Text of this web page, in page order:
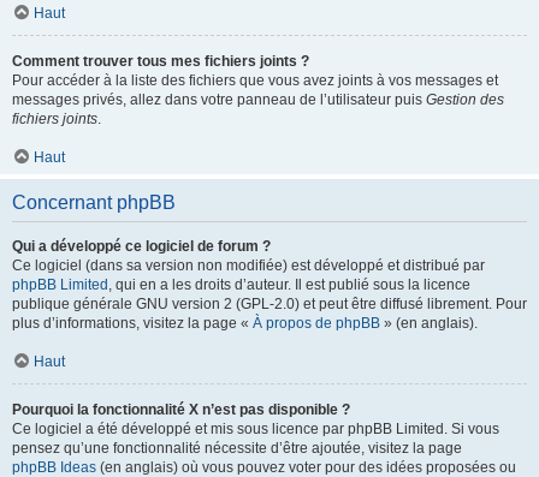
Haut
Comment trouver tous mes fichiers joints ?
Pour accéder à la liste des fichiers que vous avez joints à vos messages et
messages privés, allez dans votre panneau de l’utilisateur puis Gestion des
fichiers joints.
Haut
Concernant phpBB
Qui a développé ce logiciel de forum ?
Ce logiciel (dans sa version non modifiée) est développé et distribué par
phpBB Limited , qui en a les droits d’auteur. Il est publié sous la licence
publique générale GNU version 2 (GPL-2.0) et peut être diffusé librement. Pour
plus d’informations, visitez la page « À propos de phpBB » (en anglais).
Haut
Pourquoi la fonctionnalité X n’est pas disponible ?
Ce logiciel a été développé et mis sous licence par phpBB Limited. Si vous
pensez qu’une fonctionnalité nécessite d’être ajoutée, visitez la page
phpBB Ideas (en anglais) où vous pouvez voter pour des idées proposées ou